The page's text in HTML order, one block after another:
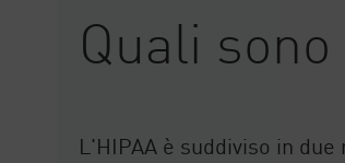
Quali
L'HIPAA è suddiviso in